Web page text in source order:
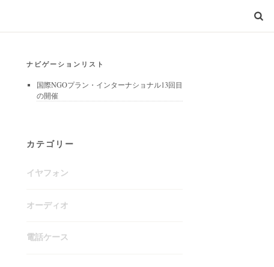
ナビゲーションリスト
国際NGOプラン・インターナショナル13回目
の開催
カテゴリー
イヤフォン
オーディオ
電話ケース